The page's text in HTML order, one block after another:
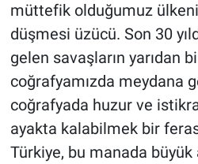
müttefik olduğumuz
düşmesi üzücü. Son 30
gelen savaşların yarıdan
coğrafyamızda meydana
coğrafyada huzur ve
ayakta kalabilmek bir
Türkiye, bu manada büyük